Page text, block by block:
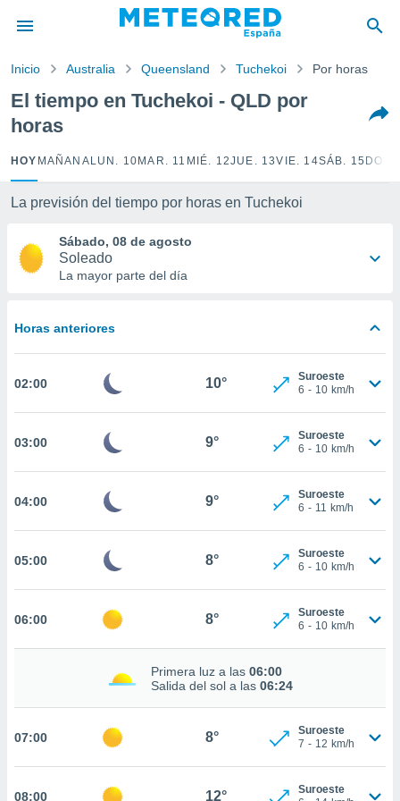
por
para
la
calidad.
a este
las
y
forma
basada
permite
coste.
botón
a la
todas
ya sean
nos
perfil
y
CONTINUAR
Inicio Australia Queensland Tuchekoi Por horas
El tiempo en Tuchekoi - QLD por
horas
HOY MAÑANA LUN. 10 MAR. 11 MIÉ. 12JUE. 13VIE. 14SÁB. 15
La previsión del tiempo por horas en Tuchekoi
Sábado, 08 de agosto
Soleado
La mayor parte del día
Horas anteriores
02:00 10°
Suroeste
6 - 10 km/h
03:00 9°
Suroeste
6 - 10 km/h
04:00 9°
Suroeste
6 - 11 km/h
05:00 8°
Suroeste
6 - 10 km/h
06:00 8°
Suroeste
6 - 10 km/h
Primera luz a las 06:00
Salida del sol a las 06:24
07:00 8°
Suroeste
7 - 12 km/h
08:00 12°
Suroeste